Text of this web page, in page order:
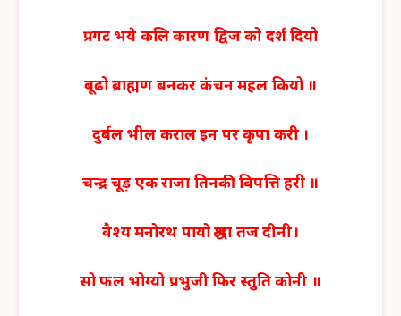
प्रगट भये कलि कारण द्विज को दर्श दियो
बूढो ब्राह्मण बनकर कंचन महल कियो ॥
दुर्बल भील कराल इन पर कृपा करी ।
चन्द्र चूड़ एक राजा तिनकी विपत्ति हरी ॥
वैश्य मनोरथ पायो श्रद्धा तज दीनी।
सो फल भोग्यो प्रभुजी फिर स्तुति कोनी ॥